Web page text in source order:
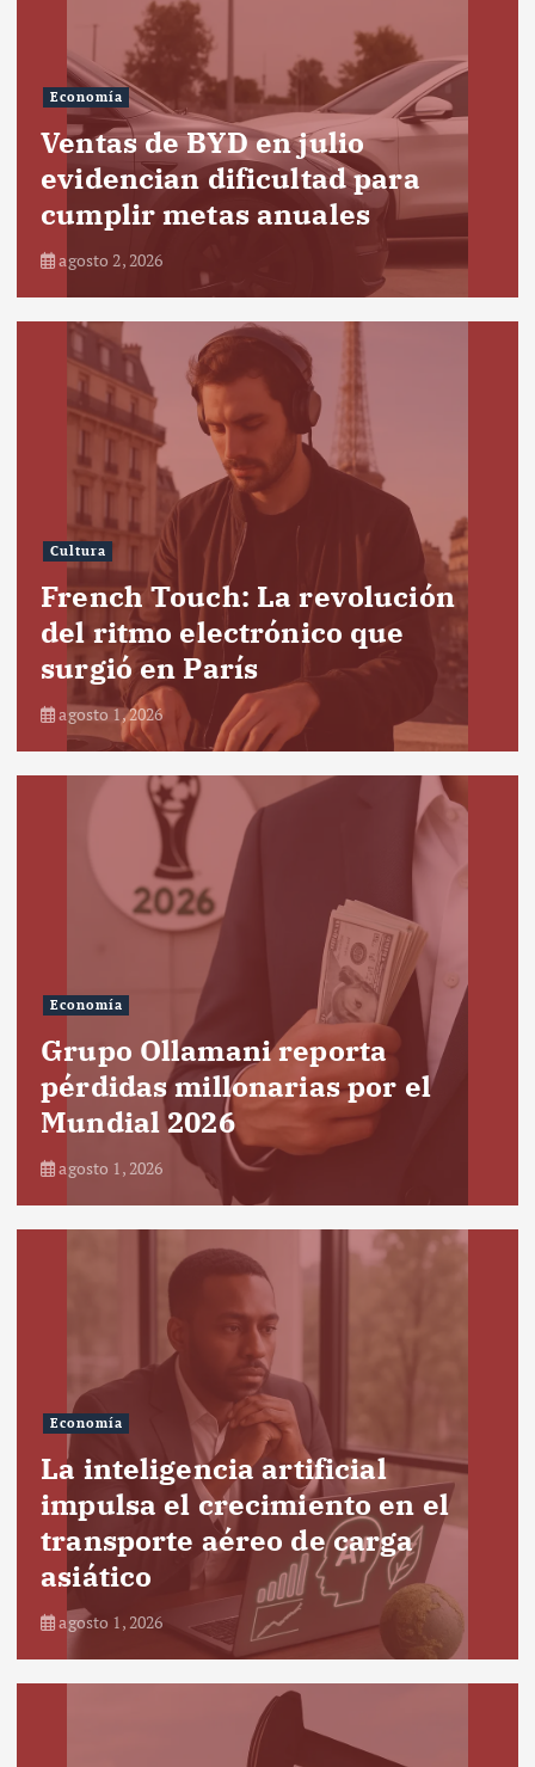
Economía
Ventas de BYD en julio
evidencian dificultad para
cumplir metas anuales
agosto 2, 2026
Cultura
French Touch: La revolución
del ritmo electrónico que
surgió en París
agosto 1, 2026
Economía
Grupo Ollamani reporta
pérdidas millonarias por el
Mundial 2026
agosto 1, 2026
Economía
La inteligencia artificial
impulsa el crecimiento en el
transporte aéreo de carga
asiático
agosto 1, 2026